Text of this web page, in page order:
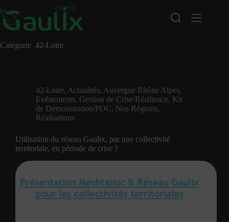
au
contenu
Catégorie 42-Loire
42-Loire, Actualités, Auvergne Rhône Alpes,
Evénements, Gestion de Crise/Résilience, Kit
de Démonstration/POC, Nos Régions,
Réalisations
Utilisation du réseau Gaulix, par une collectivité
territoriale, en période de crise ?